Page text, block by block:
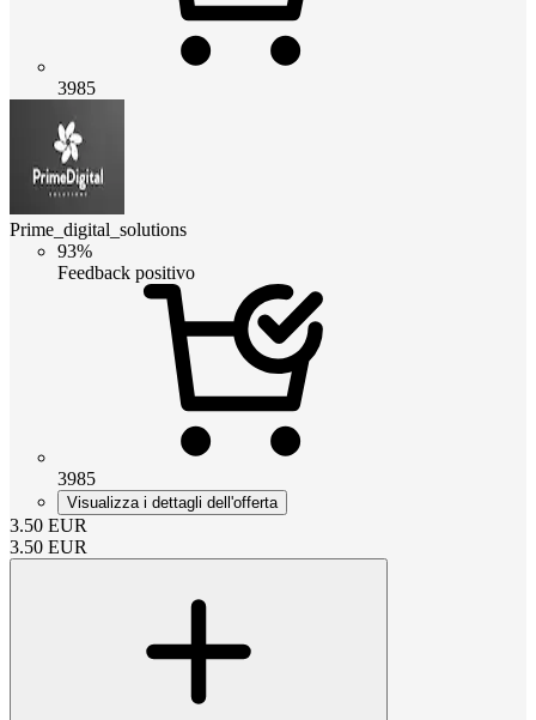
3985
Prime_digital_solutions
93%
Feedback positivo
3985
Visualizza i dettagli dell'offerta
3.50 EUR
3.50 EUR